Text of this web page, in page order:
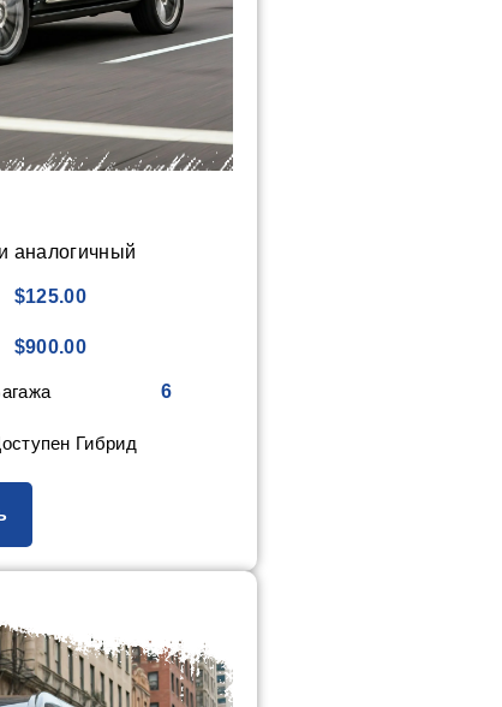
аналогичный
$125.00
$900.00
6
Гибрид